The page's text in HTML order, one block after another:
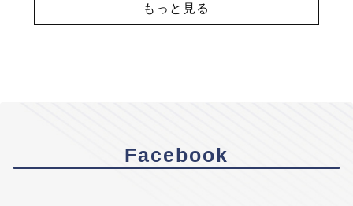
もっと見る
Facebook